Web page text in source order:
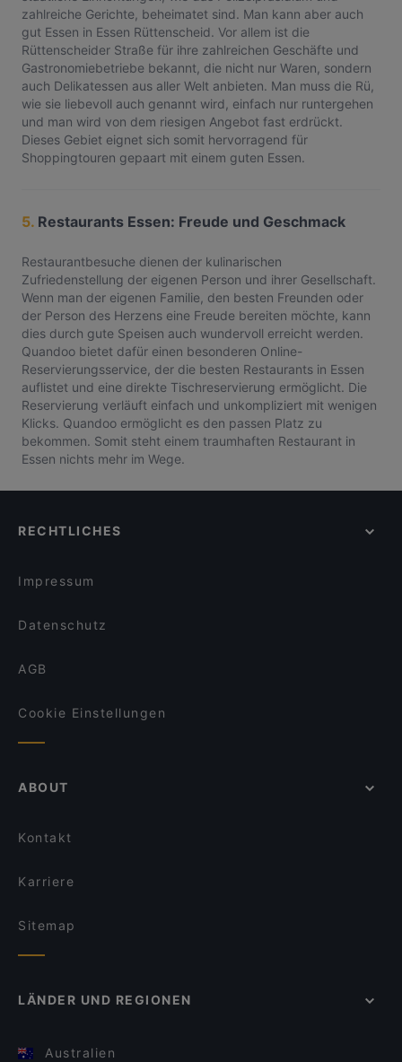
zahlreiche Gerichte, beheimatet sind. Man kann aber auch
gut Essen in Essen Rüttenscheid. Vor allem ist die
Rüttenscheider Straße für ihre zahlreichen Geschäfte und
Gastronomiebetriebe bekannt, die nicht nur Waren, sondern
auch Delikatessen aus aller Welt anbieten. Man muss die Rü,
wie sie liebevoll auch genannt wird, einfach nur runtergehen
und man wird von dem riesigen Angebot fast erdrückt.
Dieses Gebiet eignet sich somit hervorragend für
Shoppingtouren gepaart mit einem guten Essen.
5. Restaurants Essen: Freude und Geschmack
Restaurantbesuche dienen der kulinarischen
Zufriedenstellung der eigenen Person und ihrer Gesellschaft.
Wenn man der eigenen Familie, den besten Freunden oder
der Person des Herzens eine Freude bereiten möchte, kann
dies durch gute Speisen auch wundervoll erreicht werden.
Quandoo bietet dafür einen besonderen Online-
Reservierungsservice, der die besten Restaurants in Essen
auflistet und eine direkte Tischreservierung ermöglicht. Die
Reservierung verläuft einfach und unkompliziert mit wenigen
Klicks. Quandoo ermöglicht es den passen Platz zu
bekommen. Somit steht einem traumhaften Restaurant in
Essen nichts mehr im Wege.
RECHTLICHES
Impressum
Datenschutz
AGB
Cookie Einstellungen
ABOUT
Kontakt
Karriere
Sitemap
LÄNDER UND REGIONEN
Australien